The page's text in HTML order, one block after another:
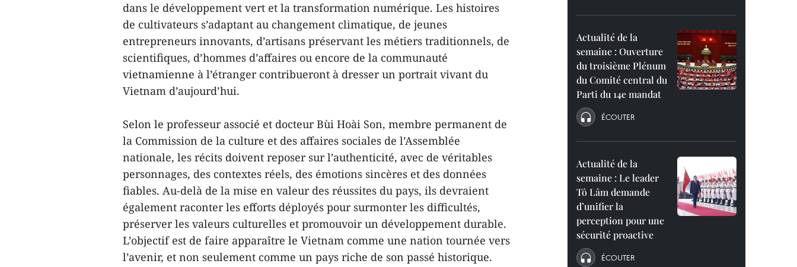
dans le développement vert et la transformation numérique. Les histoires
de cultivateurs s’adaptant au changement climatique, de jeunes
entrepreneurs innovants, d’artisans préservant les métiers traditionnels, de
scientifiques, d’hommes d’affaires ou encore de la communauté
vietnamienne à l’étranger contribueront à dresser un portrait vivant du
Vietnam d’aujourd’hui.
Selon le professeur associé et docteur Bùi Hoài Son, membre permanent de
la Commission de la culture et des affaires sociales de l’Assemblée
nationale, les récits doivent reposer sur l’authenticité, avec de véritables
personnages, des contextes réels, des émotions sincères et des données
fiables. Au-delà de la mise en valeur des réussites du pays, ils devraient
également raconter les efforts déployés pour surmonter les difficultés,
préserver les valeurs culturelles et promouvoir un développement durable.
L’objectif est de faire apparaître le Vietnam comme une nation tournée vers
l’avenir, et non seulement comme un pays riche de son passé historique.
Actualité de la
semaine : Ouverture
du troisième Plénum
du Comité central du
Parti du 14e mandat
ÉCOUTER
Actualité de la
semaine : Le leader
Tô Lâm demande
d’unifier la
perception pour une
sécurité proactive
ÉCOUTER